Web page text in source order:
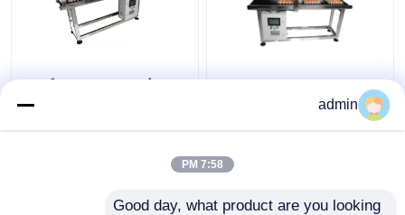
E5 400W X Traverse
System Egg Coding
۴۰۰ وات پرینتر جوهر کش
admin
7:58 PM
Good day, what product are you looking